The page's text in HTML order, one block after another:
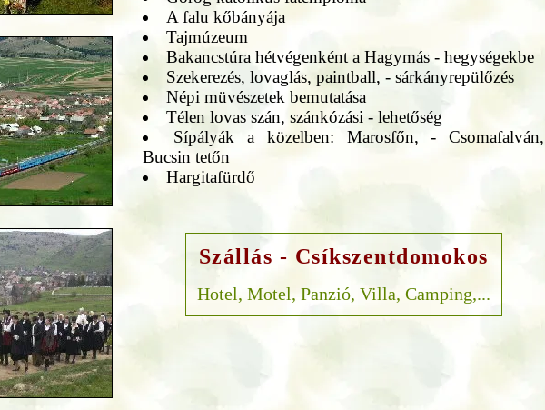
A falu kőbányája
Tajmúzeum
Bakancstúra hétvégenként a Hagymás - hegységekbe
Szekerezés, lovaglás, paintball, - sárkányrepülőzés
Népi müvészetek bemutatása
Télen lovas szán, szánkózási - lehetőség
Sípályák a közelben: Marosfőn, - Csomafalván,
Bucsin tetőn
Hargitafürdő
Szállás - Csíkszentdomokos
Hotel, Motel, Panzió, Villa, Camping,...